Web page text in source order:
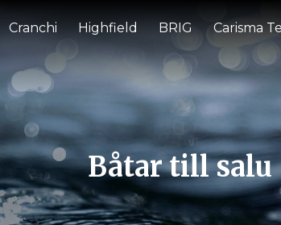
Cranchi Highfield BRIG Carisma
Båtar till salu